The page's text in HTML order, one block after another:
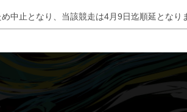
中止となり、当該競走は4月9日迄順延となり